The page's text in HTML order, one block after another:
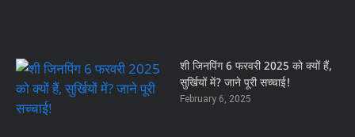
शी जिनपिंग 6 फरवरी 2025 को क्यों हैं,
सुर्खियों में? जाने पूरी सच्चाई!
February 6, 2025